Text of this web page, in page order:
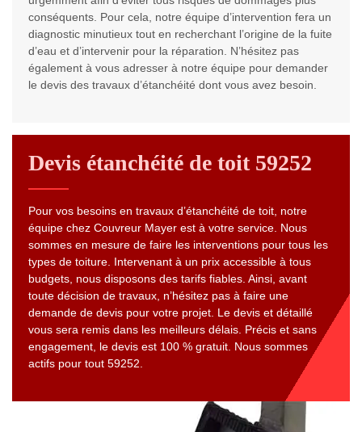
conséquents. Pour cela, notre équipe d’intervention fera un
diagnostic minutieux tout en recherchant l’origine de la fuite
d’eau et d’intervenir pour la réparation. N’hésitez pas
également à vous adresser à notre équipe pour demander
le devis des travaux d’étanchéité dont vous avez besoin.
Devis étanchéité de toit 59252
Pour vos besoins en travaux d’étanchéité de toit, notre
équipe chez Couvreur Mayer est à votre service. Nous
sommes en mesure de faire les interventions pour tous les
types de toiture. Intervenant à un prix accessible à tous
budgets, nous disposons des tarifs fiables. Ainsi, avant
toute décision de travaux, n’hésitez pas à faire une
demande de devis pour votre projet. Le devis et détaillé
vous sera remis dans les meilleurs délais. Précis et sans
engagement, le devis est 100 % gratuit. Nous sommes
actifs pour tout 59252.